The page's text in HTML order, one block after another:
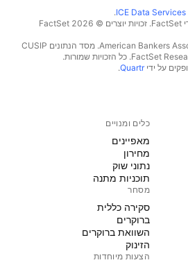
ICE Data Services
.
בחר נתוני ייחוס המסופקים על ידי FactSet. זכויות יוצרים © 2026 ‏FactSet
זכויות יוצרים © 2026, ‏American Bankers Association. מסד הנתונים CUSIP
Quartr
.
כלים ומנויים
מאפיינים
מחירון
נתוני שוק
תוכניות מתנה
מסחר
סקירה כללית
ברוקרים
השוואת ברוקרים
הזינוק
הצעות מיוחדות